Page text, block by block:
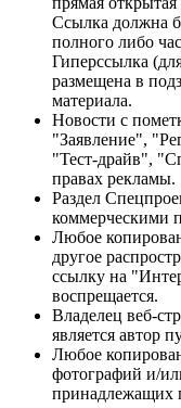
Ссылка должна
полного либо
Гиперссылка
размещена в
материала.
Новости с
"Заявление",
"Тест-драйв",
правах рекламы.
Раздел
коммерческими
Любое
другое
ссылку на
воспрещается.
Владелец веб-
является автор
Любое
фотографий и/
принадлежащих